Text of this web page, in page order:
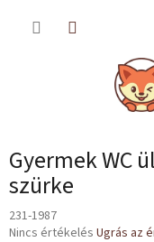
Gyermek WC
szürke
231-1987
A
Nincs értékelés Ugrás az